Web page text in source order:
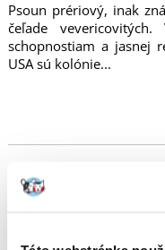
Psoun prériový, inak
čeľade
schopnostiam a jasnej
USA sú kolónie...
Ondatra